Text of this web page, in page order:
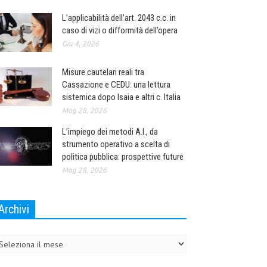
L’applicabilità dell’art. 2043 c.c. in
caso di vizi o difformità dell’opera
Giu 4, 2026
Misure cautelari reali tra
Cassazione e CEDU: una lettura
sistemica dopo Isaia e altri c. Italia
Mag 28, 2026
L’impiego dei metodi A.I., da
strumento operativo a scelta di
politica pubblica: prospettive future
Mag 28, 2026